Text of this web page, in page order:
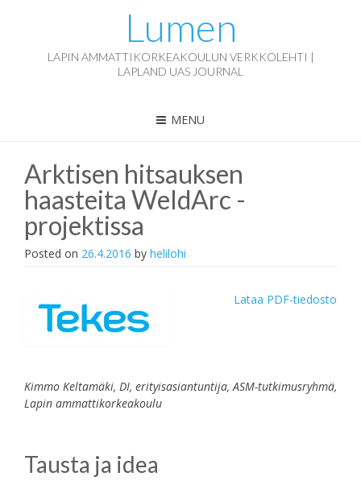
Lumen
LAPIN AMMATTIKORKEAKOULUN VERKKOLEHTI |
LAPLAND UAS JOURNAL
MENU
Arktisen hitsauksen
haasteita WeldArc -
projektissa
Posted on 26.4.2016 by helilohi
Lataa PDF-tiedosto
Kimmo Keltamäki, DI, erityisasiantuntija, ASM-tutkimusryhmä,
Lapin ammattikorkeakoulu
Tausta ja idea